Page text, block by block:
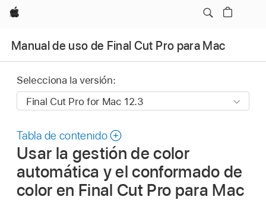
Apple
Manual de uso de Final Cut Pro para Mac
Selecciona la versión:
Tabla de contenido
Usar la gestión de color
automática y el conformado de
color en Final Cut Pro para Mac